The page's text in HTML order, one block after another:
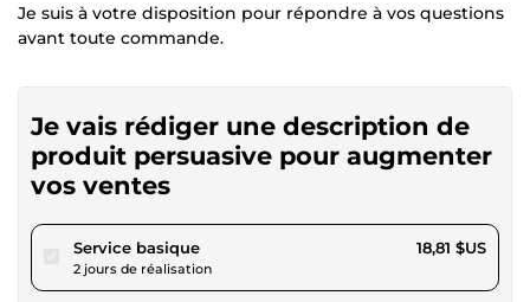
Je suis à votre disposition pour répondre à vos questions
avant toute commande.
Je vais rédiger une description de
produit persuasive pour augmenter
vos ventes
Service basiquepour 17,34 $US
2 jours de réalisation
18,81 $US